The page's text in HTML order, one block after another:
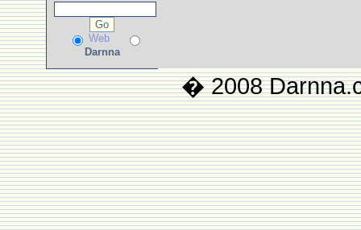
Web
Darnna
� 2008